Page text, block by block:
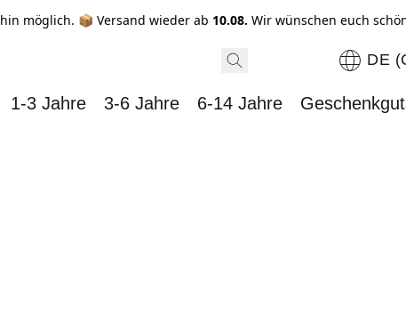
möglich. 📦 Versand wieder ab 10.08. Wir wünschen euch
DE
1-3 Jahre 3-6 Jahre 6-14 Jahre